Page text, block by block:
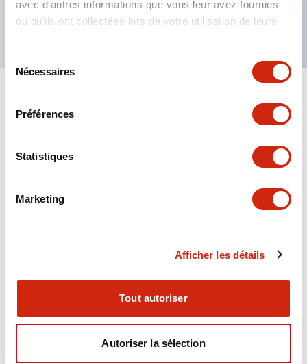
avec d'autres informations que vous leur avez fournies
ou qu'ils ont collectées lors de votre utilisation de leurs
services.
Nécessaires
Préférences
Statistiques
Marketing
Afficher les détails
Tout autoriser
Autoriser la sélection
structure de protection des doigts IP20.
Tout développer+
Functional Specifications
Mounting and Installation Specifications
Documents et fichiers